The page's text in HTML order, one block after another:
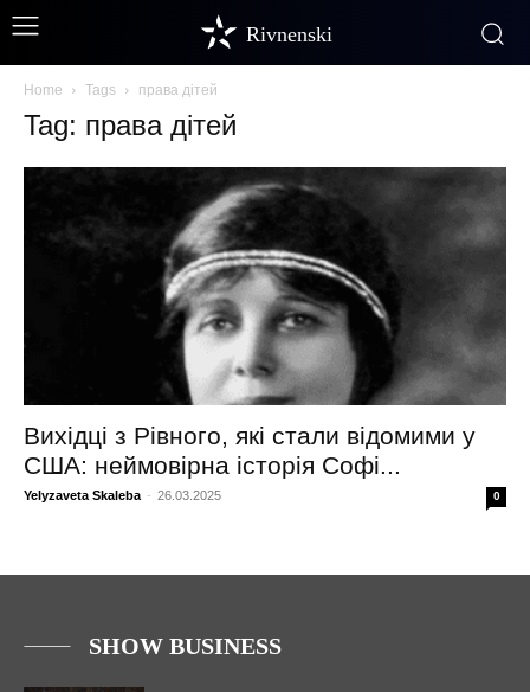
Rivnenski
Home Tags права дітей
Tag: права дітей
Вихідці з Рівного, які стали відомими у
США: неймовірна історія Софі...
Yelyzaveta Skaleba - 26.03.2025 0
SHOW BUSINESS